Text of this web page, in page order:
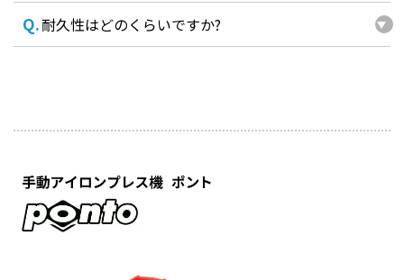
とが可能になります。作れる物の幅を大きく広げプレス
Q.耐久性はどのくらいですか?